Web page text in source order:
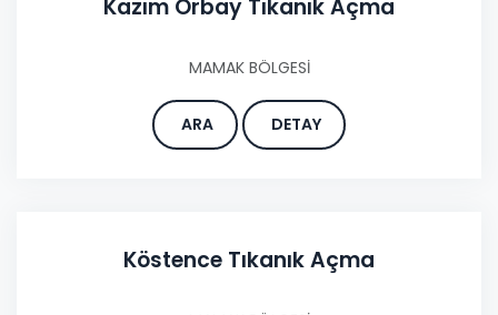
Kazım Orbay Tıkanık Açma
MAMAK BÖLGESİ
ARA DETAY
Köstence Tıkanık Açma